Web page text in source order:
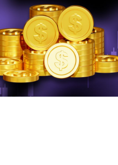
5. 勞動市場分析：
6. 對股票市場的影響